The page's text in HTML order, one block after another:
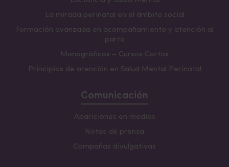
La mirada perinatal en el ámbito social
Formación avanzada en acompañamiento y atención al
parto
Monográficos – Cursos Cortos
Principios de atención en Salud Mental Perinatal
Comunicación
Apariciones en medios
Notas de prensa
Campañas divulgativas